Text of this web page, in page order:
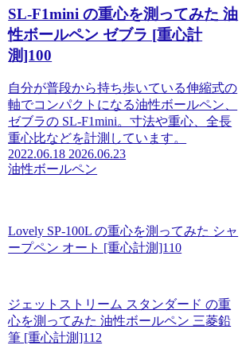
SL-F1mini の重心を測ってみた 油
性ボールペン ゼブラ [重心計
測]100
自分が普段から持ち歩いている伸縮式の
軸でコンパクトになる油性ボールペン、
ゼブラの SL-F1mini。寸法や重心、全長
重心比などを計測しています。
2022.06.18 2026.06.23
油性ボールペン
Lovely SP-100L の重心を測ってみた シャ
ープペン オート [重心計測]110
ジェットストリーム スタンダード の重
心を測ってみた 油性ボールペン 三菱鉛
筆 [重心計測]112